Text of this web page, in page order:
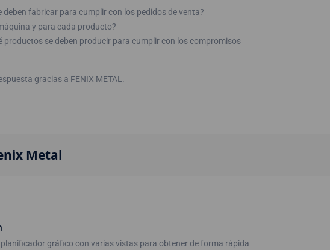
deben fabricar para cumplir con los pedidos de venta?
y para cada producto?
productos se deben producir para cumplir con los compromisos
gracias a FENIX METAL.
Metal
planificador gráfico con varias vistas para obtener de forma rápida